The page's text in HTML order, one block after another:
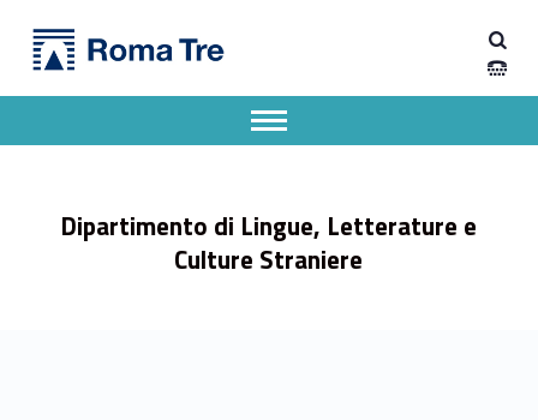
Prof.ssa SABRINA VELLUCCI - Dipartimento di Lingue, Letterature e Culture Straniere
Dipartimento di Lingue, Letterature e Culture Straniere dell'Università degli Studi Roma Tre
Dipartimento di Lingue, Letterature e
Culture Straniere
Apri il menu secondario
Header info sidebar